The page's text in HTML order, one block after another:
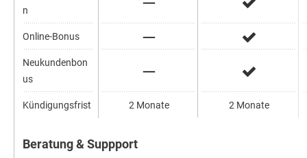
n
Online-Bonus
Neukundenbon
us
Kündigungsfrist
Beratung & Suppport
2 Monate 2 Monate